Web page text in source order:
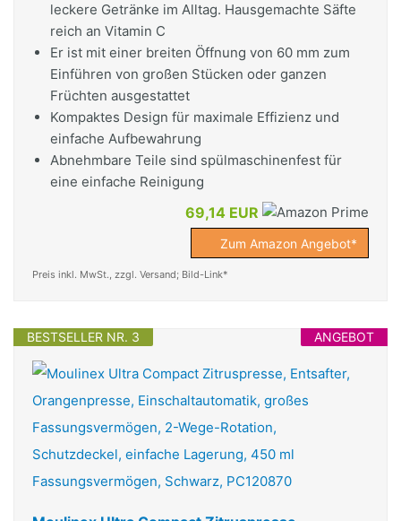
leckere Getränke im Alltag. Hausgemachte Säfte
reich an Vitamin C
Er ist mit einer breiten Öffnung von 60 mm zum
Einführen von großen Stücken oder ganzen
Früchten ausgestattet
Kompaktes Design für maximale Effizienz und
einfache Aufbewahrung
Abnehmbare Teile sind spülmaschinenfest für
eine einfache Reinigung
69,14 EUR
Zum Amazon Angebot*
Preis inkl. MwSt., zzgl. Versand; Bild-Link*
ANGEBOT
BESTSELLER NR. 3